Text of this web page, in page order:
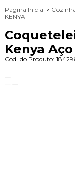
Página Inicial >
KENYA
Kenya
Cod. do Produto: